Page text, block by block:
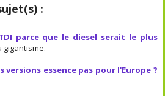
:
parce que le diesel serait le plus
versions essence pas pour l'Europe ?